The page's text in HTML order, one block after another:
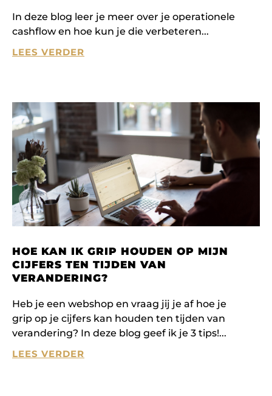
In deze blog leer je meer over je operationele
cashflow en hoe kun je die verbeteren
LEES VERDER
HOE KAN IK GRIP HOUDEN OP MIJN
CIJFERS TEN TIJDEN VAN
VERANDERING?
Heb je een webshop en vraag jij je af hoe je
grip op je cijfers kan houden ten tijden van
verandering? In deze blog geef ik je 3 tips!
LEES VERDER